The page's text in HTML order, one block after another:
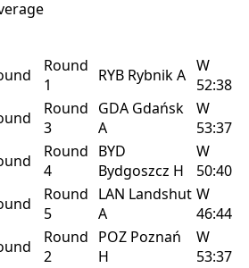
Round
1
RYB RybnikA W
52:38
Round
3
GDA Gdańsk
A
W
53:37
Round
4
BYD
Bydgoszcz H
W
50:40
Round
5
LAN Landshut
A
W
46:44
Round
2
POZ Poznań
H
W
53:37